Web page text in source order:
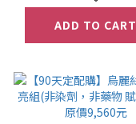
ADD TO CART